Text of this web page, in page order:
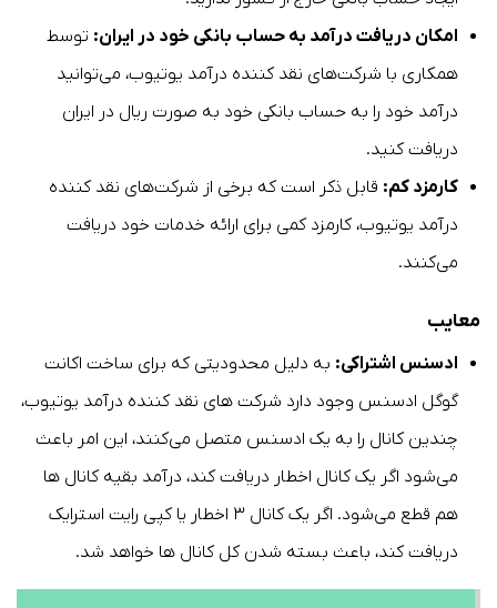
امکان دریافت درآمد به حساب بانکی خود در ایران: توسط
همکاری با شرکت‌های نقد کننده درآمد یوتیوب، می‌توانید
درآمد خود را به حساب بانکی خود به صورت ریال در ایران
دریافت کنید.
کارمزد کم: قابل ذکر است که برخی از شرکت‌های نقد کننده
درآمد یوتیوب، کارمزد کمی برای ارائه خدمات خود دریافت
می‌کنند.
معایب
ادسنس اشتراکی: به دلیل محدودیتی که برای ساخت اکانت
گوگل ادسنس وجود دارد شرکت های نقد کننده درآمد یوتیوب،
چندین کانال را به یک ادسنس متصل می‌کنند، این امر باعث
می‌شود اگر یک کانال اخطار دریافت کند، درآمد بقیه کانال ها
هم قطع می‌شود. اگر یک کانال ۳ اخطار یا کپی رایت استرایک
دریافت کند، باعث بسته شدن کل کانال ها خواهد شد.